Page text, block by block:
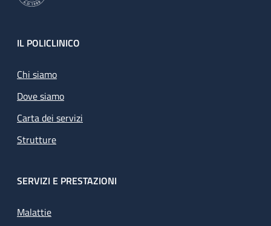
Footer
IL POLICLINICO
Chi siamo
Dove siamo
Carta dei servizi
Strutture
SERVIZI E PRESTAZIONI
Malattie